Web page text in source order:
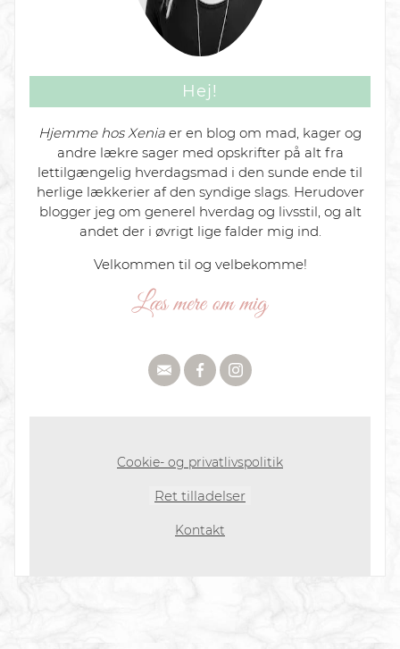
Hej!
Hjemme hos Xenia er en blog om mad, kager og
andre lækre sager med opskrifter på alt fra
lettilgængelig hverdagsmad i den sunde ende til
herlige lækkerier af den syndige slags. Herudover
blogger jeg om generel hverdag og livsstil, og alt
andet der i øvrigt lige falder mig ind.
Velkommen til og velbekomme!
Cookie- og privatlivspolitik
Ret tilladelser
Kontakt